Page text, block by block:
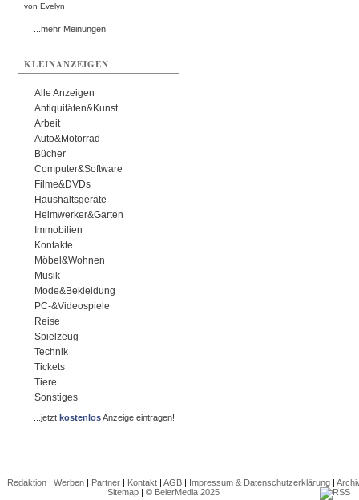
von Evelyn
...mehr Meinungen
KLEINANZEIGEN
Alle Anzeigen
Antiquitäten&Kunst
Arbeit
Auto&Motorrad
Bücher
Computer&Software
Filme&DVDs
Haushaltsgeräte
Heimwerker&Garten
Immobilien
Kontakte
Möbel&Wohnen
Musik
Mode&Bekleidung
PC-&Videospiele
Reise
Spielzeug
Technik
Tickets
Tiere
Sonstiges
...jetztkostenlosAnzeige eintragen!
Redaktion| Werben| Partner| Kontakt| AGB| Impressum & Datenschutzerklärung|
Sitemap| © BeierMedia 2025